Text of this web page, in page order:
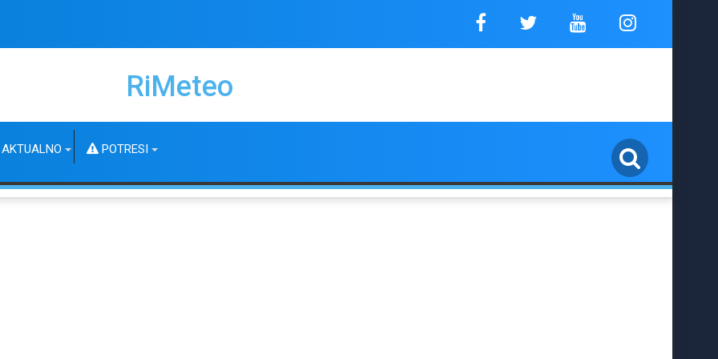
RiMeteo
AKTUALNO POTRESI